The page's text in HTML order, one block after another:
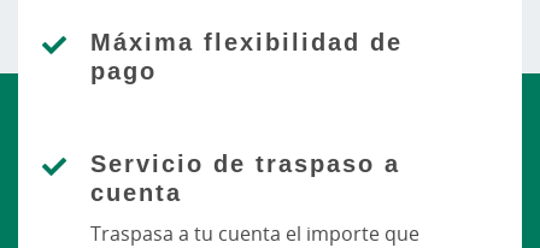
Máxima flexibilidad de
pago
Servicio de traspaso a
cuenta
Traspasa a tu cuenta el importe que